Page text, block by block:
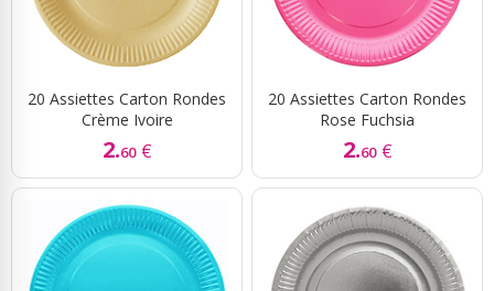
20 Assiettes Carton Rondes
Crème Ivoire
2.60 €
20 Assiettes Carton Rondes
Rose Fuchsia
2.60 €